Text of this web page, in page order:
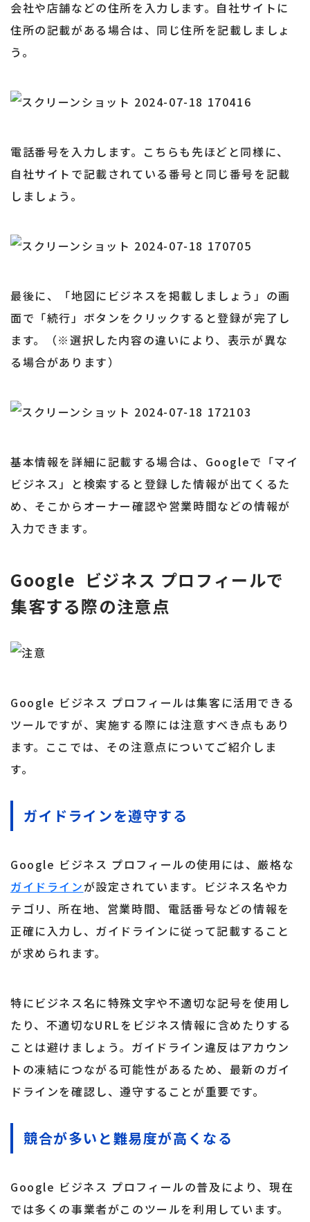
会社や店舗などの住所を入力します。自社サイトに
住所の記載がある場合は、同じ住所を記載しましょ
う。
電話番号を入力します。こちらも先ほどと同様に、
自社サイトで記載されている番号と同じ番号を記載
しましょう。
最後に、「地図にビジネスを掲載しましょう」の画
面で「続行」ボタンをクリックすると登録が完了し
ます。（※選択した内容の違いにより、表示が異な
る場合があります）
基本情報を詳細に記載する場合は、Googleで「マイ
ビジネス」と検索すると登録した情報が出てくるた
め、そこからオーナー確認や営業時間などの情報が
入力できます。
Google ビジネス プロフィールで
集客する際の注意点
Google ビジネス プロフィールは集客に活用できる
ツールですが、実施する際には注意すべき点もあり
ます。ここでは、その注意点についてご紹介しま
す。
ガイドラインを遵守する
Google ビジネス プロフィールの使用には、厳格な
ガイドラインが設定されています。ビジネス名やカ
テゴリ、所在地、営業時間、電話番号などの情報を
正確に入力し、ガイドラインに従って記載すること
が求められます。
特にビジネス名に特殊文字や不適切な記号を使用し
たり、不適切なURLをビジネス情報に含めたりする
ことは避けましょう。ガイドライン違反はアカウン
トの凍結につながる可能性があるため、最新のガイ
ドラインを確認し、遵守することが重要です。
競合が多いと難易度が高くなる
Google ビジネス プロフィールの普及により、現在
では多くの事業者がこのツールを利用しています。